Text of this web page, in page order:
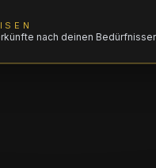
nach deinen